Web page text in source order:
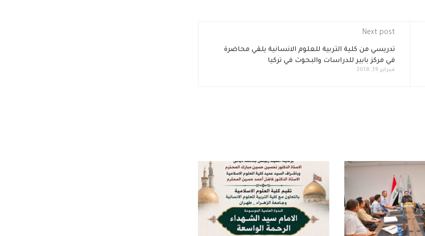
Next post
تدريسي من كلية التربية للعلوم الانسانية يلقي محاضرة
في مركز بابير للدراسات والبحوث في تركيا
فبراير 19, 2018